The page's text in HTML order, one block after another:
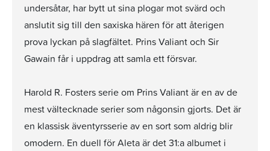
undersåtar, har bytt ut sina plogar mot svärd och
anslutit sig till den saxiska hären för att återigen
prova lyckan på slagfältet. Prins Valiant och Sir
Gawain får i uppdrag att samla ett försvar.
Harold R. Fosters serie om Prins Valiant är en av de
mest vältecknade serier som någonsin gjorts. Det är
en klassisk äventyrsserie av en sort som aldrig blir
omodern. En duell för Aleta är det 31:a albumet i